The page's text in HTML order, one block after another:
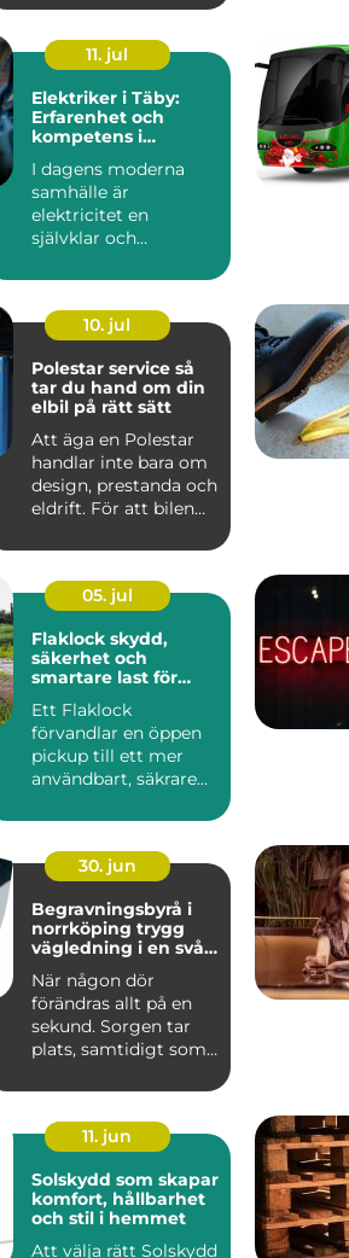
saltstän...
11. jul
Elektriker i Täby:
Erfarenhet och
kompetens i
I dagens moderna
samhälle är
elektricitet en
självklar och
v&ar...
10. jul
Polestar service så
tar du hand om din
elbil på rätt sätt
Att äga en Polestar
handlar inte bara om
design, prestanda och
eldrift. För att bilen
05. jul
Flaklock skydd,
säkerhet och
smartare last för
Ett Flaklock
förvandlar en öppen
pickup till ett mer
användbart, säkrare
lastutrymme. Gen...
30. jun
Begravningsbyrå i
norrköping trygg
vägledning i en svår
När någon dör
förändras allt på en
sekund. Sorgen tar
plats, samtidigt som
kräver s...
11. jun
Solskydd som skapar
komfort, hållbarhet
och stil i hemmet
Att välja rätt Solskydd